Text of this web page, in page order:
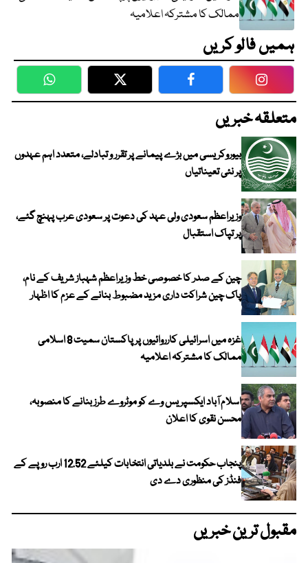
ممالک کا مشترکہ اعلامیہ
ہمیں فالو کریں
WhatsApp Twitter Facebook
متعلقہ خبریں
بیوروکریسی میں بڑے پیمانے پر تقرر و تبادلے، متعدد اہم عہدوں
پر نئی تعیناتیاں
وزیراعظم سعودی ولی عہد کی دعوت پر سعودی عرب پہنچ گئے،
پر تپاک استقبال
چین کے صدر کا خصوصی خط وزیراعظم شہباز شریف کے نام،
پاک چین شراکت داری مزید مضبوط بنانے کے عزم کا اظہار
غزہ میں اسرائیلی کارروائیوں پر پاکستان سمیت 8 اسلامی
ممالک کا مشترکہ اعلامیہ
اسلام آباد ایکسپریس وے کو موٹروے طرز بنانے کا منصوبہ،
محسن نقوی کا اعلان
پنجاب حکومت نے بلدیاتی انتخابات کیلئے 12.52 ارب روپے کے
فنڈز کی منظوری دے دی
مقبول ترین خبریں